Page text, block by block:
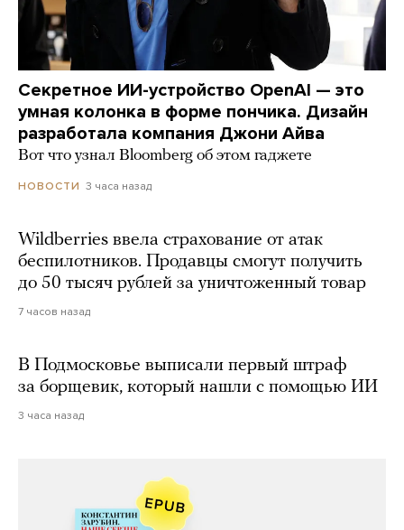
Секретное ИИ-устройство OpenAI — это
умная колонка в форме пончика. Дизайн
разработала компания Джони Айва
Вот что узнал Bloomberg об этом гаджете
НОВОСТИ 3 часа назад
Wildberries ввела страхование от атак
беспилотников. Продавцы смогут получить
до 50 тысяч рублей за уничтоженный товар
7 часов назад
В Подмосковье выписали первый штраф
за борщевик, который нашли с помощью ИИ
3 часа назад